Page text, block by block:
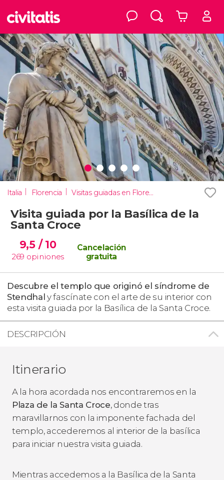
Italia Florencia Visitas guiadas en Florencia
Visita guiada por la Basílica de la
Santa Croce
9,5 / 10
269 opiniones
Cancelación
gratuita
Descubre el templo que originó el síndrome de
Stendhal y fascínate con el arte de su interior con
esta visita guiada por la Basílica de la Santa Croce.
DESCRIPCIÓN
Itinerario
A la hora acordada nos encontraremos en la
Plaza de la Santa Croce, donde tras
maravillarnos con la imponente fachada del
templo, accederemos al interior de la basílica
para iniciar nuestra visita guiada.
Mientras accedemos a la Basílica de la Santa